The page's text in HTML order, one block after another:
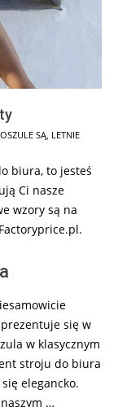
SĄ LETNIE
biura, to jesteś
Ci nasze
wzory są na
się w
w klasycznym
stroju do biura
elegancko.
…